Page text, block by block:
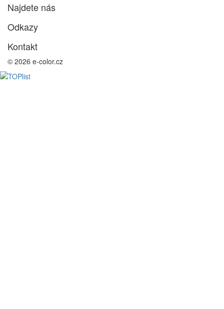
Najdete nás
Odkazy
Kontakt
© 2026 e-color.cz